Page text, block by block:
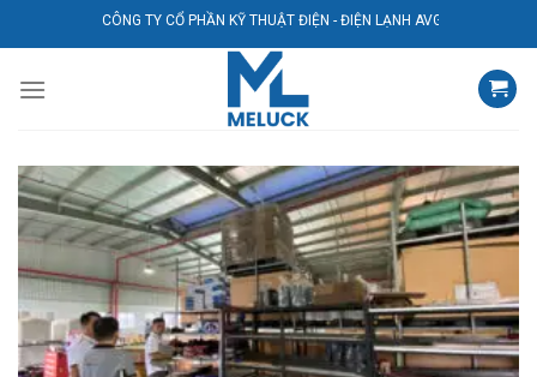
qua
dung
CÔNG TY CỔ PHẦN KỸ THUẬT ĐIỆN - ĐIỆN LẠNH AVG